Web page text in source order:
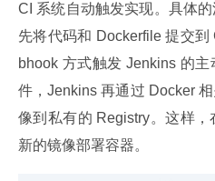
CI 系统自动触发实现。具体
先将代码和 Dockerfile 提交
bhook 方式触发 Jenkins 的
件，Jenkins 再通过 Docker
像到私有的 Registry。这样
新的镜像部署容器。